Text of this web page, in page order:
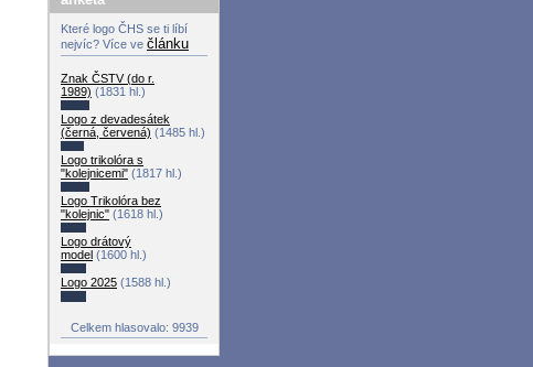
Které logo ČHS se ti líbí
nejvíc? Více ve článku
Znak ČSTV (do r.
1989) (1831 hl.)
Logo z devadesátek
(černá, červená) (1485 hl.)
Logo trikolóra s
"kolejnicemi" (1817 hl.)
Logo Trikolóra bez
"kolejnic" (1618 hl.)
Logo drátový
model (1600 hl.)
Logo 2025 (1588 hl.)
Celkem hlasovalo: 9939